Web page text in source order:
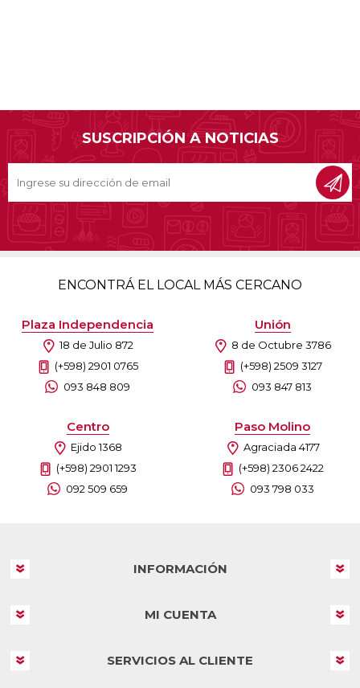
SUSCRIPCIÓN A NOTICIAS
ENCONTRÁ EL LOCAL MÁS CERCANO
Plaza Independencia
18 de Julio 872
(+598) 2901 0765
093 848 809
Unión
8 de Octubre 3786
(+598) 2509 3127
093 847 813
Centro
Ejido 1368
(+598) 2901 1293
092 509 659
Paso Molino
Agraciada 4177
(+598) 2306 2422
093 798 033
INFORMACIÓN
MI CUENTA
SERVICIOS AL CLIENTE